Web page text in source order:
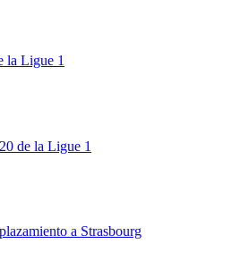
la Ligue 1
de la Ligue 1
a Strasbourg